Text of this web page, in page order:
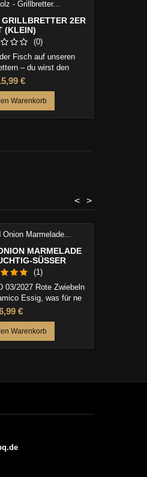
2ER
(KLEIN)
(0)
Fisch auf unseren
– du wirst den
So erzeugst du ein
Raucharoma.
€
Warenkorb
>
<
MARMELADE
SÜSSER G
(1)
03/2027 Rote Zwiebeln
Essig, was für ne
Pro Glas 265g.
€
Warenkorb